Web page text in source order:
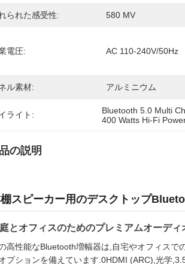
られた感受性: 580 MV
電圧: AC 110-240V/50Hz
ル素材: アルミニウム
ライト: Bluetooth 5.0 Multi
400 Watts Hi-Fi
の説明
スピーカー用のデスクトップ
とオフィスのためのプレミアムオーディ
高性能なBluetooth増幅器は,自宅やオフィス
プションを備えています.0HDMI (ARC),光学